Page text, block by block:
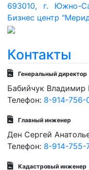
693010, г. Южно-
Бизнес центр
Контакты
Генеральный директор
Бабийчук Владимир
Телефон: 8-914-756-
Главный инженер
Ден Сергей
Телефон: 8-914-755-
Кадастровый инженер